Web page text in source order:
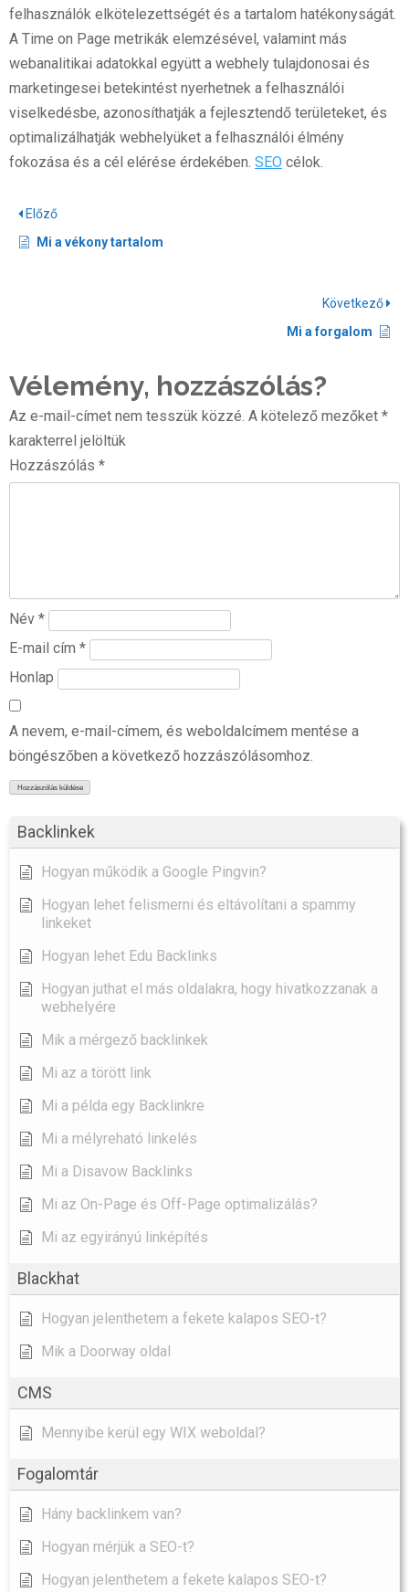
Backlinkek
Hogyan működik a Google Pingvin?
Hogyan lehet felismerni és eltávolítani a spammy
linkeket
Hogyan lehet Edu Backlinks
Hogyan juthat el más oldalakra, hogy hivatkozzanak a
webhelyére
Mik a mérgező backlinkek
Mi az a törött link
Mi a példa egy Backlinkre
Mi a mélyreható linkelés
Mi a Disavow Backlinks
Mi az On-Page és Off-Page optimalizálás?
Mi az egyirányú linképítés
Blackhat
Hogyan jelenthetem a fekete kalapos SEO-t?
Mik a Doorway oldal
CMS
Mennyibe kerül egy WIX weboldal?
Fogalomtár
Hány backlinkem van?
Hogyan mérjük a SEO-t?
Hogyan jelenthetem a fekete kalapos SEO-t?
felhasználók elkötelezettségét és a tartalom hatékonyságát.
A Time on Page metrikák elemzésével, valamint más
webanalitikai adatokkal együtt a webhely tulajdonosai és
marketingesei betekintést nyerhetnek a felhasználói
viselkedésbe, azonosíthatják a fejlesztendő területeket, és
optimalizálhatják webhelyüket a felhasználói élmény
fokozása és a cél elérése érdekében. SEO célok.
Előző
Mi a vékony tartalom
Következő
Mi a forgalom
Vélemény, hozzászólás?
Az e-mail-címet nem tesszük közzé. A kötelező mezőket *
karakterrel jelöltük
Hozzászólás *
Név *
E-mail cím *
Honlap
A nevem, e-mail-címem, és weboldalcímem mentése a
böngészőben a következő hozzászólásomhoz.